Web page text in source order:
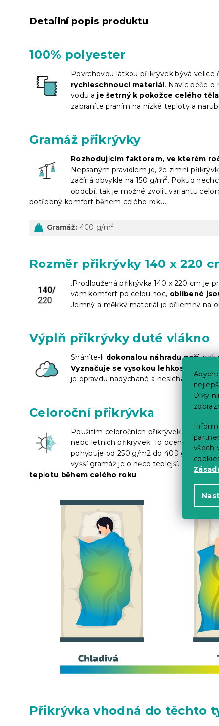
Díky
všech
Detailní popis produktu
100% polyester
Povrchovou látkou přikrývek bývá velice
rychleschnoucí materiál. Navíc péče o
vodu a je šetrný k pokožce celého těla
zabráníte praním na nízké teploty a
Gramáž přikrývky
Rozhodujícím faktorem, ve kterém
Nepsaným pravidlem je, že zimní
začíná obvykle na 150 g/m2. Pokud
období, tak je možné zvolit variantu
potřebný komfort během celého roku.
Gramáž: 400 g/m2
Rozměr přikrývky 140 x 220
.Prodloužená přikrývka 140 x 220 cm je
vám komfort po celou noc, oblíbené
Jemný a měkký materiál je příjemný na
Výplň přikrývky duté vlákno
Sháníte-li dokonalou náhradu peří, pak
Vyznačuje se vysokou lehkostí
je opravdu nadýchané a nesléhavé.
Celoroční přikrývka
Použitím celoročních přikrývek vám
nebo letních přikrývek. To ocení
pohybuje od 250 g/m2 do 400 g/m2.
vyšší gramáž je o něco teplejší.
Tento
teplotu během celého roku.
Přikrývka vhodná do těchto